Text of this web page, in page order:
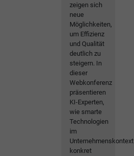
zeigen sich
neue
Möglichkeiten,
um Effizienz
und Qualität
deutlich zu
steigern. In
dieser
Webkonferenz
präsentieren
KI-Experten,
wie smarte
Technologien
im
Unternehmenskontext
konkret